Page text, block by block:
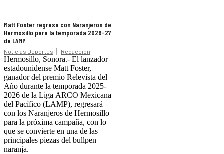
Matt Foster regresa con Naranjeros de
Hermosillo para la temporada 2026-27
de LAMP
Noticias Deportes Redacción
Hermosillo, Sonora.- El lanzador
estadounidense Matt Foster,
ganador del premio Relevista del
Año durante la temporada 2025-
2026 de la Liga ARCO Mexicana
del Pacífico (LAMP), regresará
con los Naranjeros de Hermosillo
para la próxima campaña, con lo
que se convierte en una de las
principales piezas del bullpen
naranja.